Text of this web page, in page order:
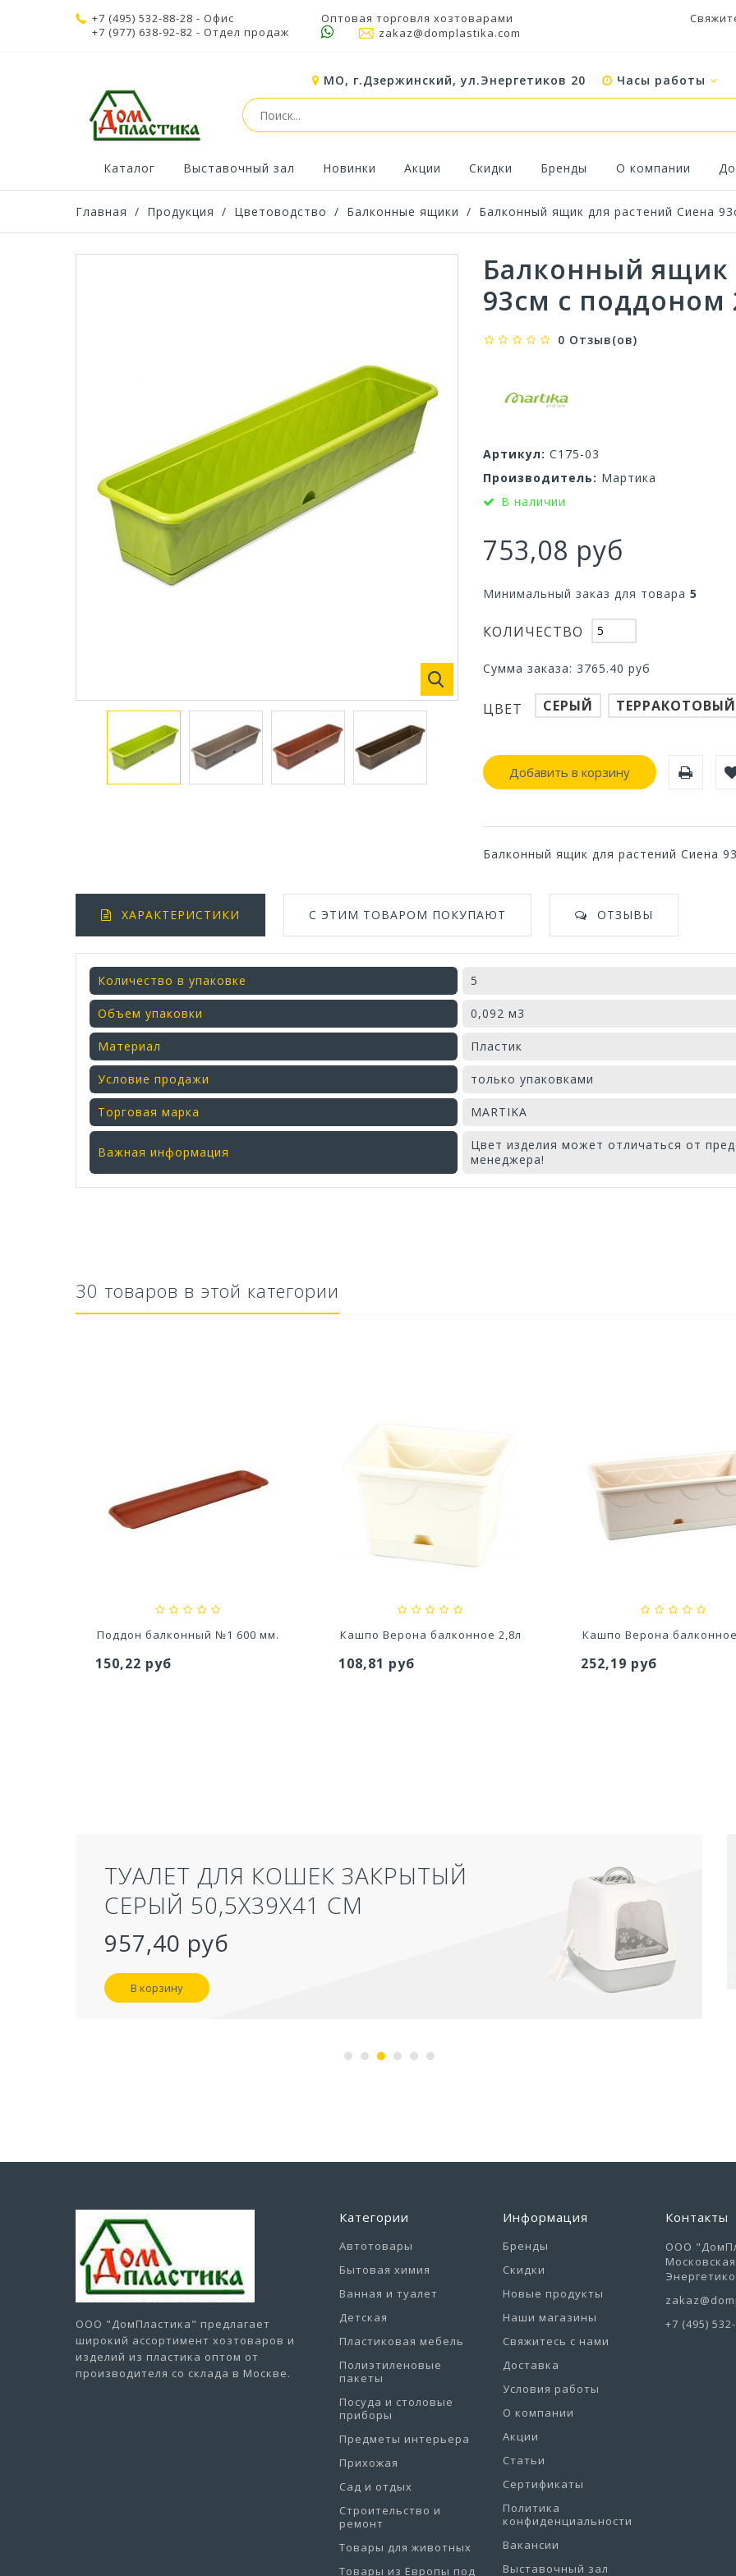
+7 (495) 532-88-28 - Офис
+7 (977) 638-92-82 - Отдел продаж
Оптовая торговля хозтоварами
zakaz@domplastika.com
МО, г.Дзержинский, ул.Энергетиков 20 Часы работы
Каталог Выставочный зал Новинки Акции Скидки Бренды О компании
Главная / Продукция / Цветоводство / Балконные ящики / Балконный ящик для растений Сиена
Балконный ящик
93см с поддоном
0 Отзыв(ов)
Артикул: С175-03
Производитель: Мартика
В наличии
753,08 руб
Минимальный заказ для товара 5
КОЛИЧЕСТВО
Сумма заказа: 3765.40 руб
ЦВЕТ СЕРЫЙ ТЕРРАКОТОВЫЙ
Добавить в корзину
Балконный ящик для растений Сиена
ХАРАКТЕРИСТИКИ С ЭТИМ ТОВАРОМ ПОКУПАЮТ ОТЗЫВЫ
Количество в упаковке 5
Объем упаковки 0,092 м3
Материал Пластик
Условие продажи только упаковками
Торговая марка MARTIKA
Важная информация
Цвет изделия может отличаться от
менеджера!
Ускоритель компоста 60гр
резервуара и для...
627,20 руб
Средство для выгребных
800мл
30 товаров в этой категории
Поддон балконный №1 600 мм.
150,22 руб
Кашпо Верона балконное 2,8л
108,81 руб
Кашпо Верона
252,19 руб
ТУАЛЕТ ДЛЯ КОШЕК ЗАКРЫТЫЙ
СЕРЫЙ 50,5Х39Х41 СМ
957,40 руб
В корзину
ООО "ДомПластика" предлагает
широкий ассортимент хозтоваров и
изделий из пластика оптом от
производителя со склада в Москве.
Категории
Автотовары
Бытовая химия
Ванная и туалет
Детская
Пластиковая мебель
Полиэтиленовые
пакеты
Посуда и столовые
приборы
Предметы интерьера
Прихожая
Сад и отдых
Строительство и
ремонт
Товары для животных
Товары из Европы под
Информация
Бренды
Скидки
Новые продукты
Наши магазины
Свяжитесь с нами
Доставка
Условия работы
О компании
Акции
Статьи
Сертификаты
Политика
конфиденциальности
Вакансии
Выставочный зал
Контакты
ООО
+7 (495)